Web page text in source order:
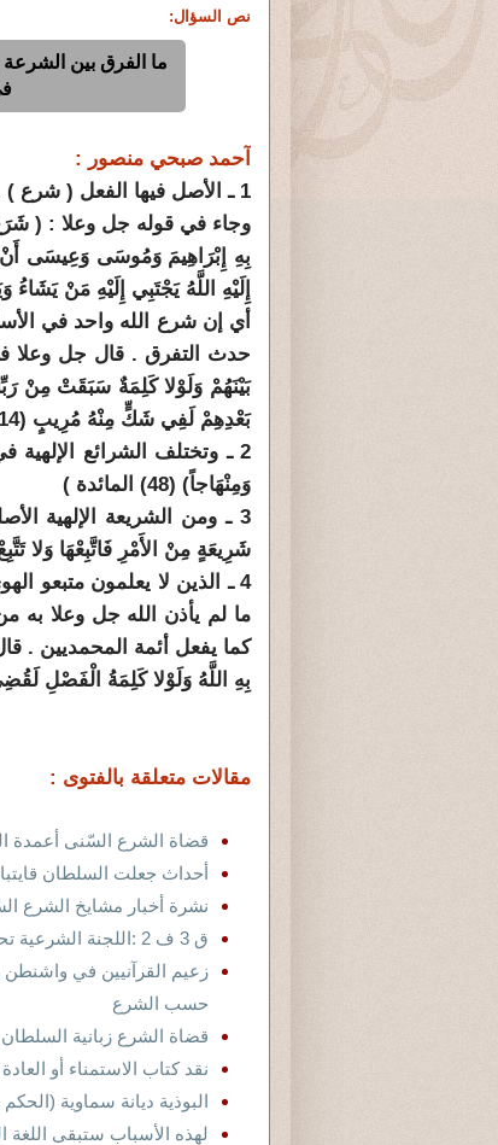
نص السؤال:
ما الفرق بين
آحمد صبحي منصور :
1 ـ الأصل فيها الفعل ( شرع ) .
وجاء في قوله جل وعلا : ( شَرَعَ
بِهِ إِبْرَاهِيمَ وَمُوسَى وَعِيسَى أَنْ
إِلَيْهِ اللَّهُ يَجْتَبِي إِلَيْهِ مَنْ يَشَاءُ وَيَهْدِي
أي إن شرع الله واحد في
حدث التفرق . قال جل وعلا في
بَيْنَهُمْ وَلَوْلا كَلِمَةٌ سَبَقَتْ مِنْ
بَعْدِهِمْ لَفِي شَكٍّ مِنْهُ مُرِيبٍ (14) الشورى ).
2 ـ وتختلف الشرائع
وَمِنْهَاجاً) (48) المائدة )
3 ـ ومن الشريعة الإلهية
شَرِيعَةٍ مِنْ الأَمْرِ فَاتَّبِعْهَا وَلا تَتَّبِعْ
4 ـ الذين لا يعلمون متبعو
ما لم يأذن الله جل وعلا به
كما يفعل أئمة المحمديين .
بِهِ اللَّهُ وَلَوْلا كَلِمَةُ الْفَصْلِ لَقُضِيَ
مقالات متعلقة بالفتوى :
قضاة الشرع السّنى أعمدة
أحداث جعلت السلطان
نشرة أخبار مشايخ الشرع
ق 3 ف 2 :اللجنة الشرعية تحتكر الشرع وتبغى السيطرة على العالم الاسلامى
زعيم القرآنيين في واشنطن
حسب الشرع
قضاة الشرع زبانية
نقد كتاب الاستمناء أو
البوذية ديانة سماوية
لهذه الأسباب ستبقى اللغة